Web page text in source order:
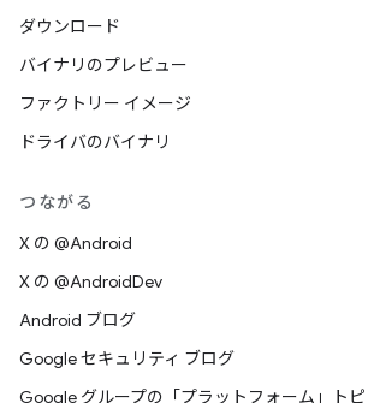
ダウンロード
バイナリのプレビュー
ファクトリー イメージ
ドライバのバイナリ
つながる
X の @Android
X の @AndroidDev
Android ブログ
Google セキュリティ ブログ
Google グループの「プラットフォーム」トピ